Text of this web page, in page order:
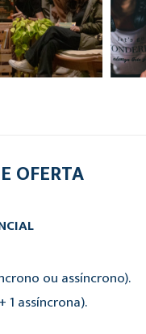
OFERTA
ou assíncrono).
1 assíncrona).